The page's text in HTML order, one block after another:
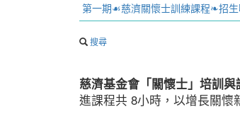
第一期☙慈濟關懷士訓練課程❧招
搜尋
慈濟基金會「關懷士」培訓與
進課程共 8小時，以增長關懷